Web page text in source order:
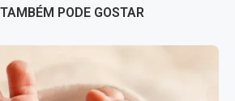
PODE GOSTAR